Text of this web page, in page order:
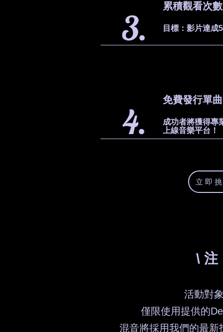
3.
累積觀看次數
目標：影片達成
4.
免費發行單曲
成功者將獲得專
上線音樂平台！
立即
\
活動對
僅限使用提供的
混音將採用我們的最